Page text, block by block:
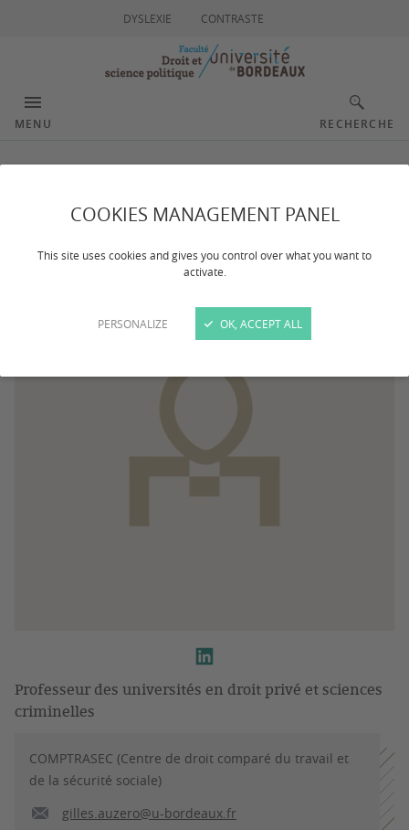
COOKIES MANAGEMENT PANEL
This site uses cookies and gives you control over what you want to
activate.
PERSONALIZE OK, ACCEPT ALL
DYSLEXIE CONTRASTE
MENU RECHERCHE
Auzero Gilles
Professeur des universités en droit privé et sciences
criminelles
COMPTRASEC (Centre de droit comparé du travail et
de la sécurité sociale)
gilles.auzero@u-bordeaux.fr